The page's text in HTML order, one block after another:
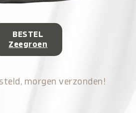
BESTEL
Zeegroen
morgen verzonden!